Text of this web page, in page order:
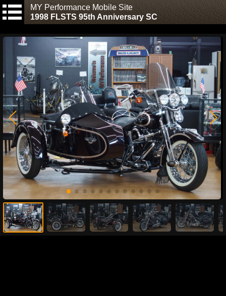
MY Performance Mobile Site
1998 FLSTS 95th Anniversary SC